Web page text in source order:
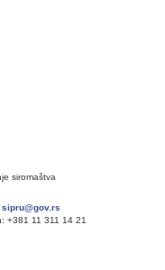
siromaštva
sipru@gov.rs
+381 11 311 14 21